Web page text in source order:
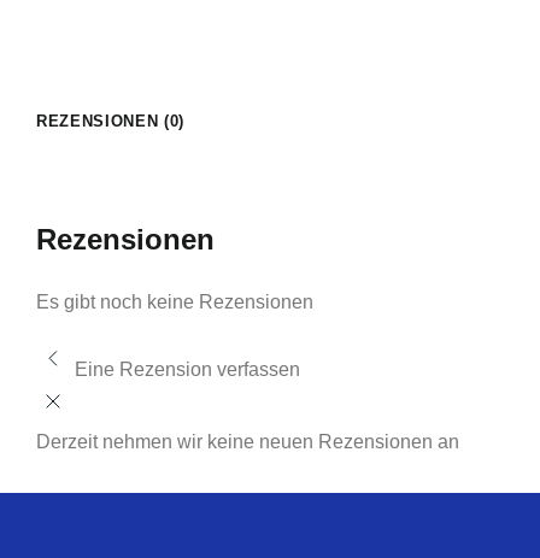
REZENSIONEN (0)
Rezensionen
Es gibt noch keine Rezensionen
Eine Rezension verfassen
Derzeit nehmen wir keine neuen Rezensionen an